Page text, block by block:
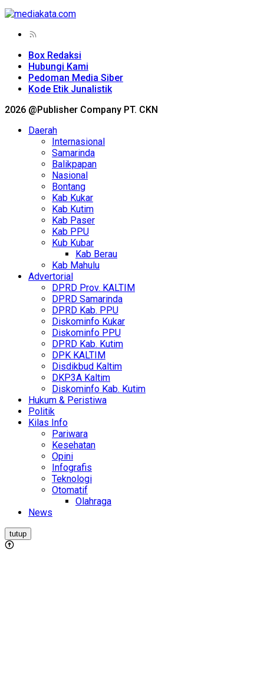
Box Redaksi
Hubungi Kami
Pedoman Media Siber
Kode Etik Junalistik
2026 @Publisher Company PT. CKN
Daerah
Internasional
Samarinda
Balikpapan
Nasional
Bontang
Kab Kukar
Kab Kutim
Kab Paser
Kab PPU
Kub Kubar
Kab Berau
Kab Mahulu
Advertorial
DPRD Prov. KALTIM
DPRD Samarinda
DPRD Kab. PPU
Diskominfo Kukar
Diskominfo PPU
DPRD Kab. Kutim
DPK KALTIM
Disdikbud Kaltim
DKP3A Kaltim
Diskominfo Kab. Kutim
Hukum & Peristiwa
Politik
Kilas Info
Pariwara
Kesehatan
Opini
Infografis
Teknologi
Otomatif
Olahraga
News
tutup